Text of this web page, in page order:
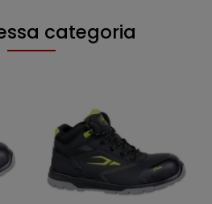
categoria